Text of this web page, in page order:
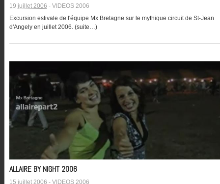
19 juillet 2006 - VIDEOS 2006
Excursion estivale de l'équipe Mx Bretagne sur le mythique circuit de St-Jean
d'Angely en juillet 2006. (suite…)
ALLAIRE BY NIGHT 2006
15 juillet 2006 - VIDEOS 2006